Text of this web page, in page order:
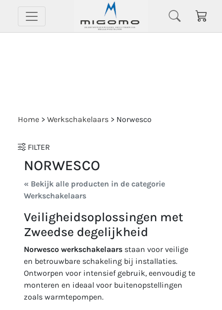
Home > Werkschakelaars > Norwesco
FILTER
NORWESCO
« Bekijk alle producten in de categorie
Werkschakelaars
Veiligheidsoplossingen met
Zweedse degelijkheid
Norwesco werkschakelaars staan voor veilige
en betrouwbare schakeling bij installaties.
Ontworpen voor intensief gebruik, eenvoudig te
monteren en ideaal voor buitenopstellingen
zoals warmtepompen.